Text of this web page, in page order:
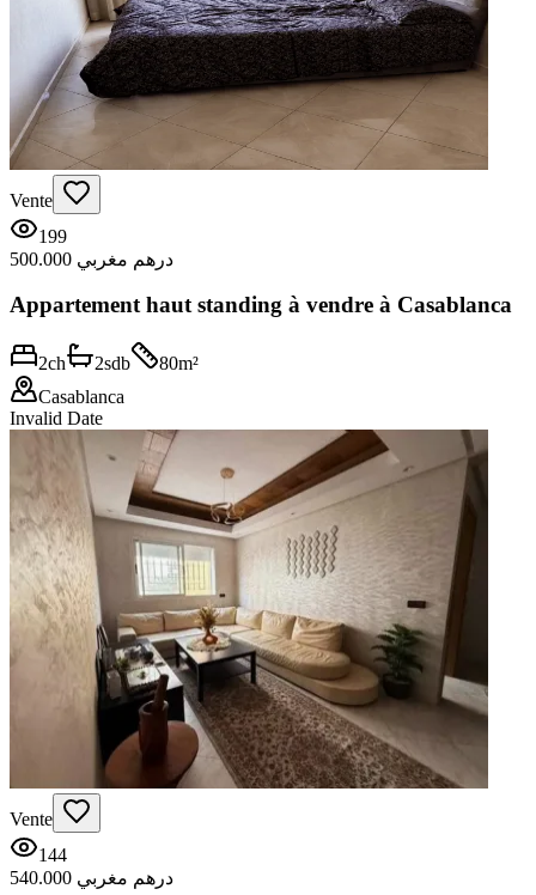
Vente
199
500.000 درهم مغربي
Appartement haut standing à vendre à Casablanca
2ch 2sdb 80m²
Casablanca
Invalid Date
Vente
144
540.000 درهم مغربي